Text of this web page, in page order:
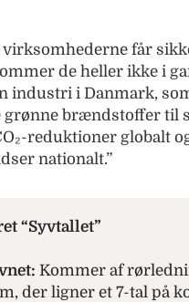
virksomhederne får
de heller ikke i
industri i Danmark,
grønne brændstoffer til
reduktioner globalt
nationalt.”
“Syvtallet”
Kommer af
der ligner et 7-tal på